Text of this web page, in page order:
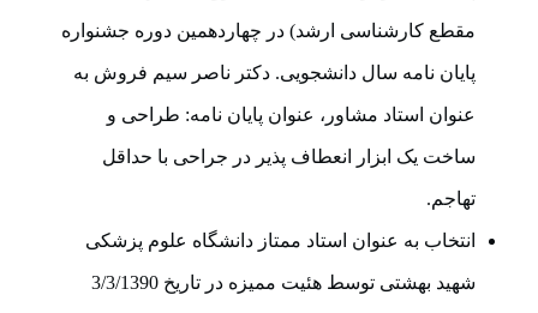
مقطع کارشناسی ارشد) در چهاردهمین دوره جشنواره
پایان نامه سال دانشجویی. دکتر ناصر سیم فروش به
عنوان استاد مشاور، عنوان پایان نامه: طراحی و
ساخت یک ابزار انعطاف پذیر در جراحی با حداقل
تهاجم.
انتخاب به عنوان استاد ممتاز دانشگاه علوم پزشکی
شهید بهشتی توسط هئیت ممیزه در تاریخ 3/3/1390